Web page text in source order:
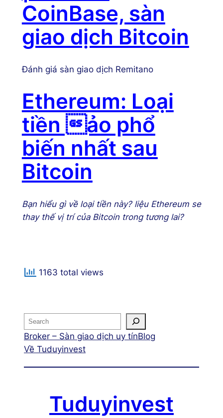
CoinBase, sàn
giao dịch Bitcoin
Đánh giá sàn giao dịch Remitano
Ethereum: Loại
tiền ảo phổ
biến nhất sau
Bitcoin
Bạn hiểu gì về loại tiền này? liệu Ethereum se
thay thế vị trí của Bitcoin trong tương lai?
1163 total views
Broker – Sàn giao dịch uy tínBlog
Về Tuduyinvest
Tuduyinvest